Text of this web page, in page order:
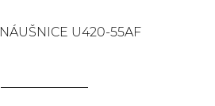
U420-55AF